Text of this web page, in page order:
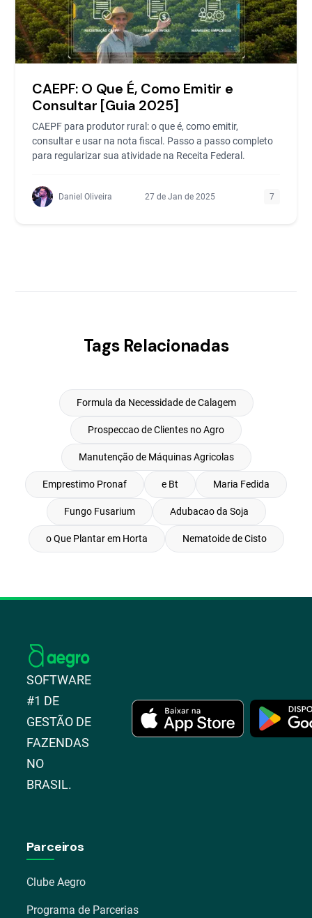
CAEPF: O Que É, Como Emitir e
Consultar [Guia 2025]
CAEPF para produtor rural: o que é, como emitir,
consultar e usar na nota fiscal. Passo a passo completo
para regularizar sua atividade na Receita Federal.
Daniel Oliveira 27 de Jan de 2025 7
Tags Relacionadas
Formula da Necessidade de Calagem
Prospeccao de Clientes no Agro
Manutenção de Máquinas Agricolas
Emprestimo Pronaf e Bt Maria Fedida
Fungo Fusarium Adubacao da Soja
o Que Plantar em Horta Nematoide de Cisto
SOFTWARE
#1 DE
GESTÃO DE
FAZENDAS
NO
BRASIL.
Parceiros
Clube Aegro
Programa de Parcerias